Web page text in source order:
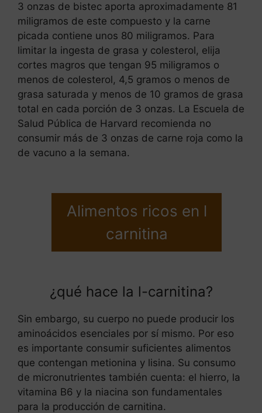
3 onzas de bistec aporta aproximadamente 81
miligramos de este compuesto y la carne
picada contiene unos 80 miligramos. Para
limitar la ingesta de grasa y colesterol, elija
cortes magros que tengan 95 miligramos o
menos de colesterol, 4,5 gramos o menos de
grasa saturada y menos de 10 gramos de grasa
total en cada porción de 3 onzas. La Escuela de
Salud Pública de Harvard recomienda no
consumir más de 3 onzas de carne roja como la
de vacuno a la semana.
Alimentos ricos en l
carnitina
¿qué hace la l-carnitina?
Sin embargo, su cuerpo no puede producir los
aminoácidos esenciales por sí mismo. Por eso
es importante consumir suficientes alimentos
que contengan metionina y lisina. Su consumo
de micronutrientes también cuenta: el hierro, la
vitamina B6 y la niacina son fundamentales
para la producción de carnitina.